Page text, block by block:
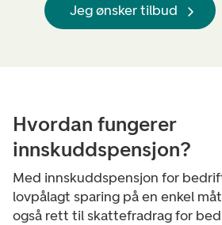
Jeg ønsker tilbud
Hvordan fungerer
innskuddspensjon?
Med innskuddspensjon for
lovpålagt sparing på en enkel
også rett til skattefradrag for